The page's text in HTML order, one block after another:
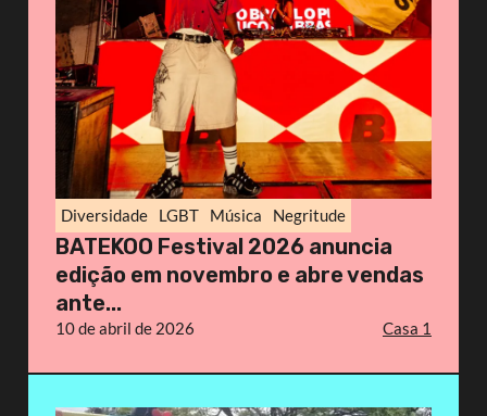
Diversidade LGBT Música Negritude
BATEKOO Festival 2026 anuncia
edição em novembro e abre vendas
ante...
10 de abril de 2026 Casa 1